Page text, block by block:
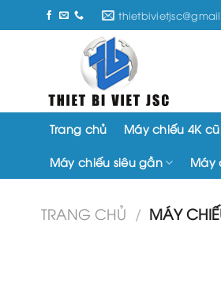
Chuyển
đến
Trang chủ Máy chiếu 4K cũ
Máy chiếu siêu gần Máy
TRANG CHỦ / MÁY